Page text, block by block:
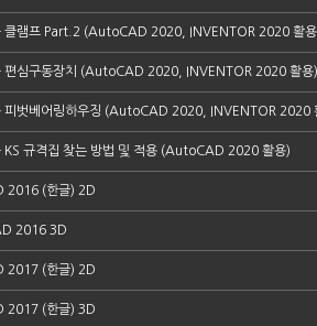
- 클램프 Part.2 (AutoCAD 2020, INVENTOR 2020 활
- 편심구동장치 (AutoCAD 2020, INVENTOR 2020 활용)
피벗베어링하우징 (AutoCAD 2020, INVENTOR 2020
KS 규격집 찾는 방법 및 적용 (AutoCAD 2020 활용)
2016 (한글) 2D
2016 3D
2017 (한글) 2D
2017 (한글) 3D